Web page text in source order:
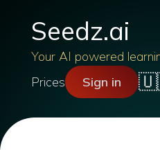
Seedz.ai
Your AI powered
Prices
Sign in